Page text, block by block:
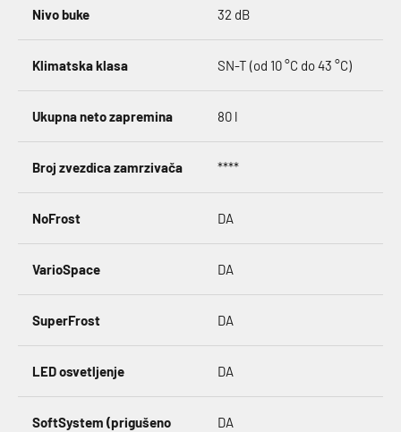
Nivo buke 32 dB
Klimatska klasa SN-T (od 10 °C do 43 °C)
Ukupna neto zapremina 80 l
Broj zvezdica zamrzivača ****
NoFrost DA
VarioSpace DA
SuperFrost DA
LED osvetljenje DA
SoftSystem (prigušeno
DA